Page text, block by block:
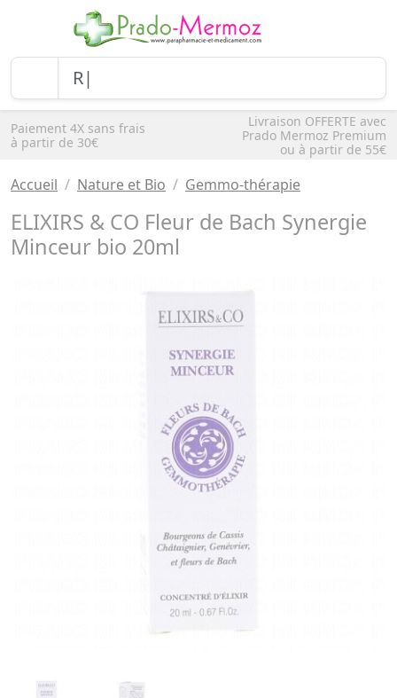
Paiement 4X sans frais
à partir de 30€
Livraison OFFERTE avec
Prado Mermoz Premium
ou à partir de 55€
Accueil Nature et Bio Gemmo-thérapie
ELIXIRS & CO Fleur de Bach Synergie
Minceur bio 20ml